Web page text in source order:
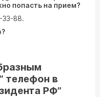
попасть на прием?
33-88.
телефон в
РФ”